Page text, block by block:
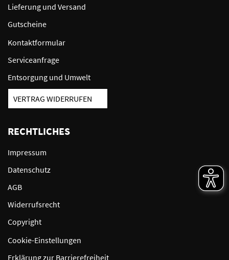
Lieferung und Versand
Gutscheine
Kontaktformular
Serviceanfrage
Entsorgung und Umwelt
VERTRAG WIDERRUFEN
RECHTLICHES
Impressum
Datenschutz
AGB
Widerrufsrecht
Copyright
Cookie-Einstellungen
Erklärung zur Barrierefreiheit